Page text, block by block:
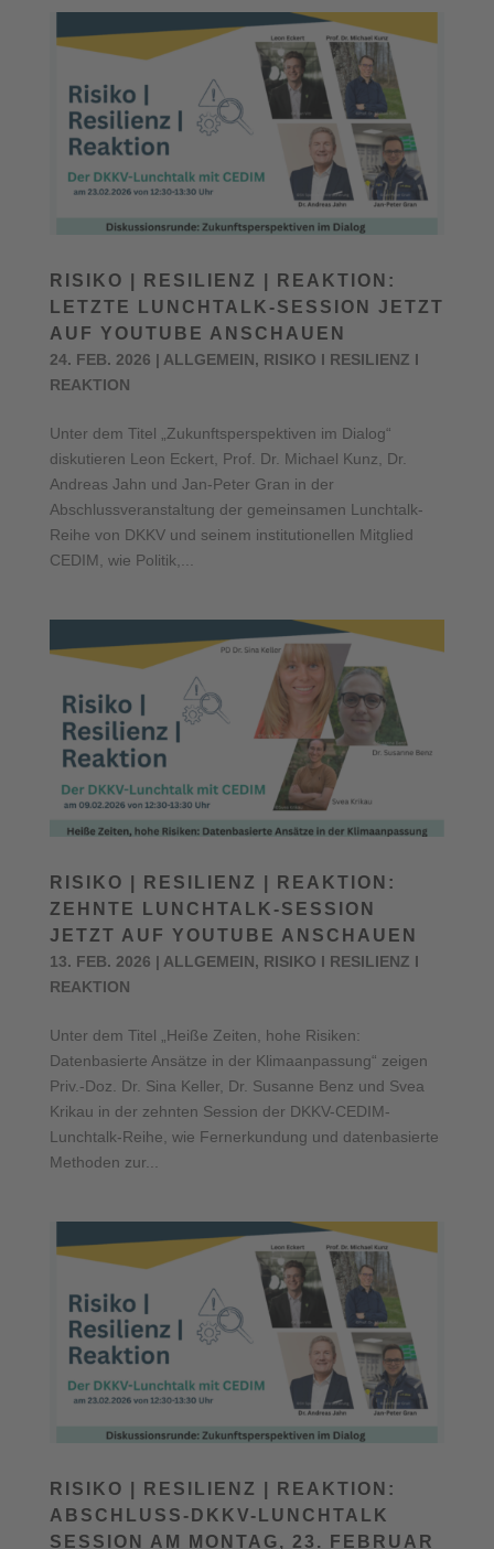
RISIKO | RESILIENZ | REAKTION:
LETZTE LUNCHTALK-SESSION JETZT
AUF YOUTUBE ANSCHAUEN
24. FEB. 2026 | ALLGEMEIN, RISIKO I RESILIENZ I
REAKTION
Unter dem Titel „Zukunftsperspektiven im Dialog“
diskutieren Leon Eckert, Prof. Dr. Michael Kunz, Dr.
Andreas Jahn und Jan-Peter Gran in der
Abschlussveranstaltung der gemeinsamen Lunchtalk-
Reihe von DKKV und seinem institutionellen Mitglied
CEDIM, wie Politik,...
RISIKO | RESILIENZ | REAKTION:
ZEHNTE LUNCHTALK-SESSION
JETZT AUF YOUTUBE ANSCHAUEN
13. FEB. 2026 | ALLGEMEIN, RISIKO I RESILIENZ I
REAKTION
Unter dem Titel „Heiße Zeiten, hohe Risiken:
Datenbasierte Ansätze in der Klimaanpassung“ zeigen
Priv.-Doz. Dr. Sina Keller, Dr. Susanne Benz und Svea
Krikau in der zehnten Session der DKKV-CEDIM-
Lunchtalk-Reihe, wie Fernerkundung und datenbasierte
Methoden zur...
RISIKO | RESILIENZ | REAKTION:
ABSCHLUSS-DKKV-LUNCHTALK
SESSION AM MONTAG, 23. FEBRUAR